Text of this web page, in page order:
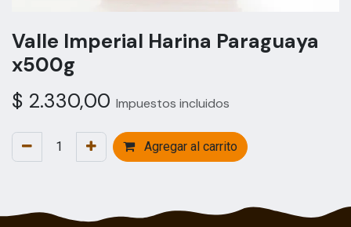
Valle Imperial Harina Paraguaya
x500g
$ 2.330,00 Impuestos incluidos
Agregar al carrito